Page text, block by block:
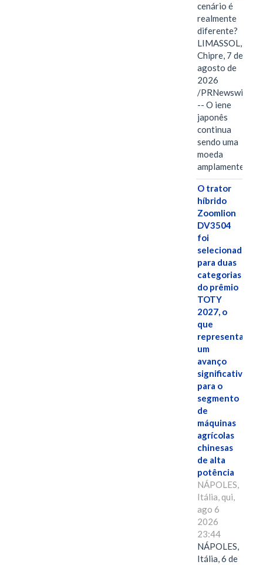
cenário é
realmente
diferente?
LIMASSOL,
Chipre, 7 de
agosto de
2026
/PRNewswire/
-- O iene
japonês
continua
sendo uma
moeda
amplamente…
O trator
híbrido
Zoomlion
DV3504
foi
selecionado
para duas
categorias
do prêmio
TOTY
2027, o
que
representa
um
avanço
significativo
para o
segmento
de
máquinas
agrícolas
chinesas
de alta
potência
NÁPOLES,
Itália, qui,
ago 6
2026
23:44
NÁPOLES,
Itália, 6 de